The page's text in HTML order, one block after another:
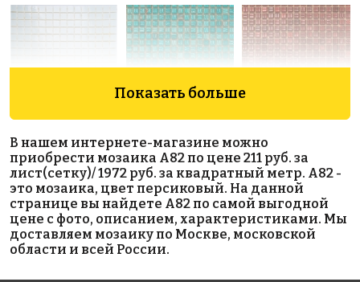
AKB001
на бумаге
327x327
JNJ 04.S442
на бумаге
318x318
JNJ 04.S174
на бумаге
318x318
Показать больше
В нашем интернете-магазине можно
приобрести мозаика A82 по цене 211 руб. за
лист(сетку)/ 1972 руб. за квадратный метр. A82 -
это мозаика, цвет персиковый. На данной
странице вы найдете A82 по самой выгодной
цене с фото, описанием, характеристиками. Мы
доставляем мозаику по Москве, московской
области и всей России.